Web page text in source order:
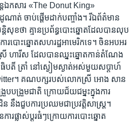
តឯកសារ «The Donut King»
ណាត់ ចាប់ផ្តើមដាក់បញ្ចាំង។ រីឯព័ត៌មាន
តិសុខថា គ្មានប្រព័ន្ធបោះឆ្នោតដែលបានលុប​
របោះឆ្នោតសហរដ្ឋអាមេរិកទេ។ ចិនអបអរ
ហារីស ដែលបានឈ្នះឆ្នោតកាន់តំណែង
ធិបតី ត្រាំ នៅស្ងៀមស្ងាត់អស់មួយសប្តាហ៍
។ គណបក្សរបស់លោកស្រី អោង សាន​
បបង្រួមជាតិ ក្រោយជ័យជម្នះក្នុងការ
នឹងជួបការប្រឈមជាប្រវត្តិសាស្ត្រ។
ារផ្លាស់ប្តូរធំៗក្រោយការបោះឆ្នោត